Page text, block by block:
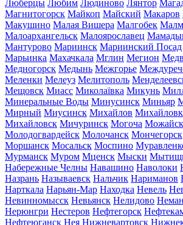
Люберцы Любим Людиново Лянтор
Магнитогорск Майкоп Майский Макаров
Макушино Малая Вишера Малгобек
Малоархангельск Малоярославец
Мантурово Мариинск Мариинский Посад
Марьинка Махачкала Мглин Мегион
Медногорск Медынь Межгорье
Меленки Мелеуз Мелитополь
Мещовск Миасс Миколаївка Микунь
Минеральные Воды Минусинск Миньяр
Мирный Миусинск Михайлов
Михайловск Мичуринск Могоча Можайск
Молодогвардейск Молочанск Мончегорск
Моршанск Мосальск Моспино
Мурманск Муром Мценск Мыски
Набережные Челны Навашино Наволоки
Назрань Называевск Нальчик Нариманов
Нарткала Нарьян-Мар Находка Невель
Невинномысск Невьянск Нелидово Неман
Нерюнгри Нестеров Нефтегорск
Нефтеюганск Нея Нижневартовск